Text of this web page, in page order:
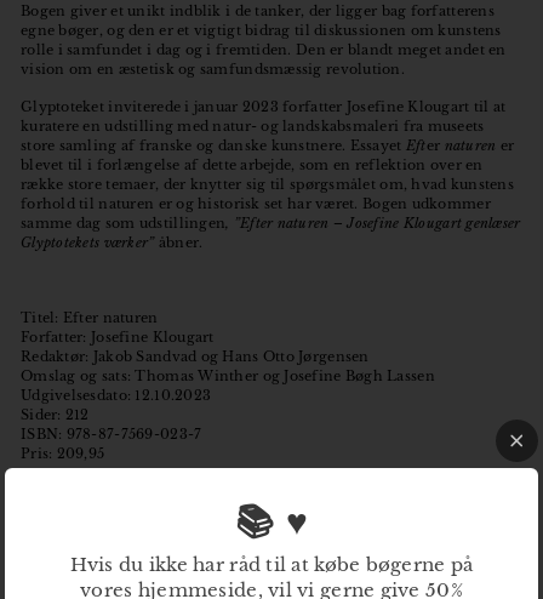
Bogen giver et unikt indblik i de tanker, der ligger bag forfatterens
egne bøger, og den er et vigtigt bidrag til diskussionen om kunstens
rolle i samfundet i dag og i fremtiden. Den er blandt meget andet en
vision om en æstetisk og samfundsmæssig revolution.
Glyptoteket inviterede i januar 2023 forfatter Josefine Klougart til at
kuratere en udstilling med natur- og landskabsmaleri fra museets
store samling af franske og danske kunstnere. Essayet Eft er naturen er
blevet til i forlængelse af dette arbejde, som en reflektion over en
række store temaer, der knytter sig til spørgsmålet om, hvad kunstens
forhold til naturen er og historisk set har været. Bogen udkommer
samme dag som udstillingen
, ”Efter naturen – Josefine Klougart genlæser
Glyptotekets værker” åbner.
Titel: Efter naturen
Forfatter: Josefine Klougart
Redaktør: Jakob Sandvad og Hans Otto Jørgensen
Omslag og sats: Thomas Winther og Josefine Bøgh Lassen
Udgivelsesdato: 12.10.2023
Sider: 212
ISBN: 978-87-7569-023-7
Pris: 209,95
Navn: Josefine Klougart Fødselsdato:
21.04.1985, Mols Uddannelse: Kunst – og
📚 ♥
Hvis du ikke har råd til at købe bøgerne på
vores hjemmeside, vil vi gerne give 50%